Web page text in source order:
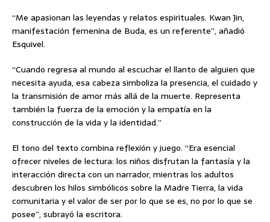
“Me apasionan las leyendas y relatos espirituales. Kwan Jin,
manifestación femenina de Buda, es un referente”, añadió
Esquivel.
“Cuando regresa al mundo al escuchar el llanto de alguien que
necesita ayuda, esa cabeza simboliza la presencia, el cuidado y
la transmisión de amor más allá de la muerte. Representa
también la fuerza de la emoción y la empatía en la
construcción de la vida y la identidad.”
El tono del texto combina reflexión y juego. “Era esencial
ofrecer niveles de lectura: los niños disfrutan la fantasía y la
interacción directa con un narrador, mientras los adultos
descubren los hilos simbólicos sobre la Madre Tierra, la vida
comunitaria y el valor de ser por lo que se es, no por lo que se
posee”, subrayó la escritora.